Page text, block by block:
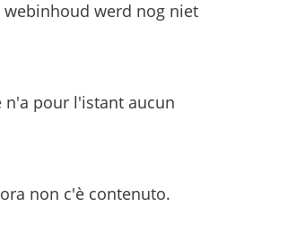
webinhoud werd nog niet
n'a pour l'istant aucun
non c'è contenuto.